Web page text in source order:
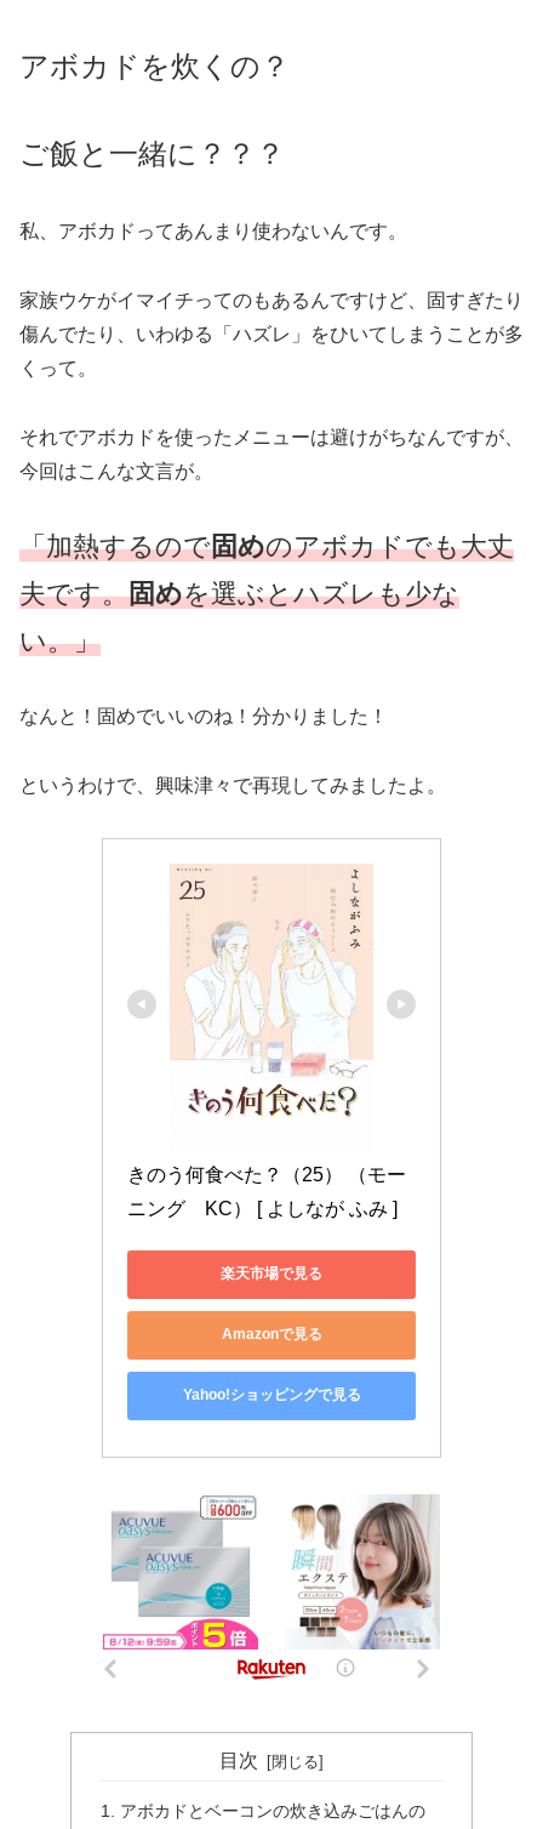
アボカドを炊くの？
ご飯と一緒に？？？
私、アボカドってあんまり使わないんです。
家族ウケがイマイチってのもあるんですけど、固すぎたり
傷んでたり、いわゆる「ハズレ」をひいてしまうことが多
くって。
それでアボカドを使ったメニューは避けがちなんですが、
今回はこんな文言が。
「加熱するので固めのアボカドでも大丈
夫です。固めを選ぶとハズレも少な
い。」
なんと！固めでいいのね！分かりました！
というわけで、興味津々で再現してみましたよ。
きのう何食べた？（25） （モー
ニング　KC） [ よしなが ふみ ]
楽天市場で見る
Amazonで見る
Yahoo!ショッピングで見る
目次
アボカドとベーコンの炊き込みごはんの